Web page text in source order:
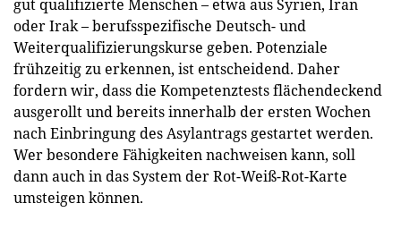
gut qualifizierte Menschen – etwa aus Syrien, Iran
oder Irak – berufsspezifische Deutsch- und
Weiterqualifizierungskurse geben. Potenziale
frühzeitig zu erkennen, ist entscheidend. Daher
fordern wir, dass die Kompetenztests flächendeckend
ausgerollt und bereits innerhalb der ersten Wochen
nach Einbringung des Asylantrags gestartet werden.
Wer besondere Fähigkeiten nachweisen kann, soll
dann auch in das System der Rot-Weiß-Rot-Karte
umsteigen können.